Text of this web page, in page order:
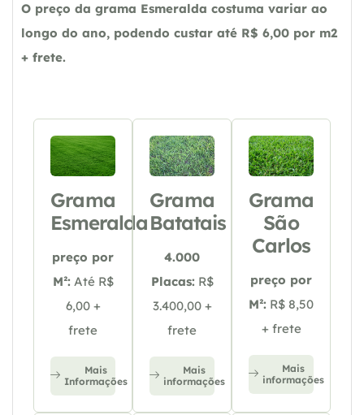
O preço da grama Esmeralda costuma variar ao
longo do ano, podendo custar até R$ 6,00 por m2
+ frete.
Grama
Esmeralda
preço por
M²: Até R$
6,00 +
frete
Mais
Informações
Grama
Batatais
4.000
Placas: R$
3.400,00 +
frete
Mais
informações
Grama
São
Carlos
preço por
M²: R$ 8,50
+ frete
Mais
informações